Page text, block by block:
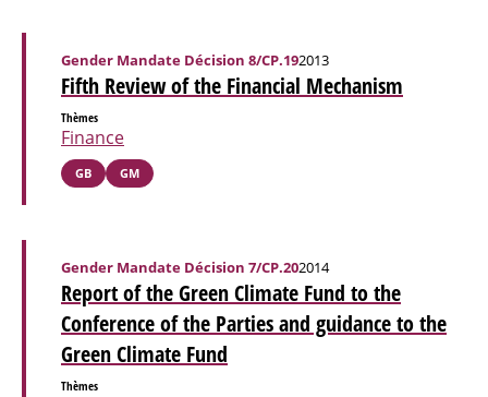
Fifth Review of the Financial Mechanism
Gender Mandate Décision 8/CP.192013
Thèmes
Finance
GB GM
Report of the Green Climate Fund to the
Conference of the Parties and guidance to the
Green Climate Fund
Gender Mandate Décision 7/CP.202014
Thèmes